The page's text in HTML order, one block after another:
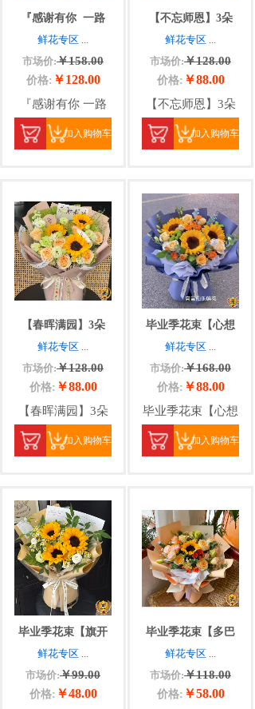
『感谢有你 一路
鲜花专区 ...
市场价:￥158.00
价格: ￥128.00
『感谢有你 一路
加入购物车
【不忘师恩】3朵
鲜花专区 ...
市场价:￥128.00
价格: ￥88.00
【不忘师恩】3朵
加入购物车
【春晖满园】3朵
鲜花专区 ...
市场价:￥128.00
价格: ￥88.00
【春晖满园】3朵
加入购物车
毕业季花束【心想
鲜花专区 ...
市场价:￥168.00
价格: ￥88.00
毕业季花束【心想
加入购物车
毕业季花束【旗开
鲜花专区 ...
市场价:￥99.00
价格: ￥48.00
毕业季花束【多巴
鲜花专区 ...
市场价:￥118.00
价格: ￥58.00